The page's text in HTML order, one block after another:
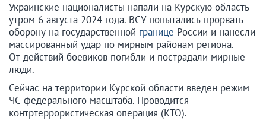
Украинские националисты напали на Курскую область
утром 6 августа 2024 года. ВСУ попытались прорвать
оборону на государственной границе России и нанесли
массированный удар по мирным районам региона.
От действий боевиков погибли и пострадали мирные
люди.
Сейчас на территории Курской области введен режим
ЧС федерального масштаба. Проводится
контртеррористическая операция (КТО).